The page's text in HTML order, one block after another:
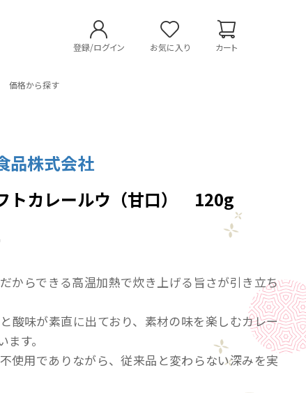
登録/ログイン お気に入り カート
価格から探す
品株式会社
トカレールウ（甘口） 120g
からできる高温加熱で炊き上げる旨さが引き立ち
酸味が素直に出ており、素材の味を楽しむカレー
す。
使用でありながら、従来品と変わらない深みを実